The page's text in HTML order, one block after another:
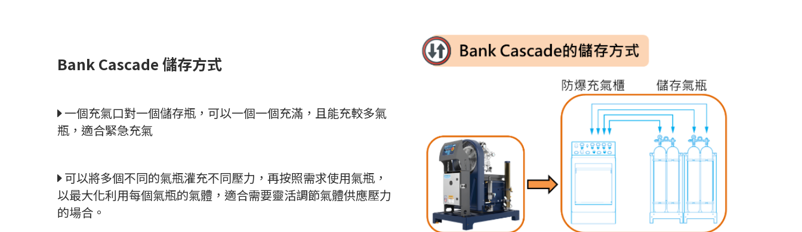
Bank Cascade 儲存方式
一個充氣口對一個儲存瓶，可以一個一個充滿，且能充較多氣
瓶，適合緊急充氣
可以將多個不同的氣瓶灌充不同壓力，再按照需求使用氣瓶，
以最大化利用每個氣瓶的氣體，適合需要靈活調節氣體供應壓力
的場合。